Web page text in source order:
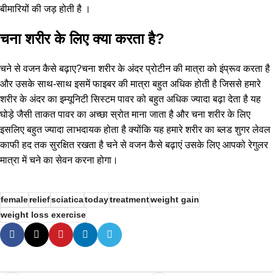
बीमारियों की जड़ होती है ।
चना शरीर के लिए क्या करता है?
चने से वजन कैसे बढ़ाए?चना शरीर के अंदर प्रोटीन की मात्रा को इंप्रूव करता है
और उसके साथ-साथ इसमें फाइबर की मात्रा बहुत अधिक होती है जिससे हमारे
शरीर के अंदर का इम्यूनिटी सिस्टम पावर को बहुत अधिक ज्यादा बढ़ा देता है यह
घोड़े जैसी ताकत पावर का अच्छा स्रोत माना जाता है और चना शरीर के लिए
इसलिए बहुत ज्यादा लाभदायक होता है क्योंकि यह हमारे शरीर का ब्लड शुगर लेवल
काफी हद तक सुरक्षित रखता है चने से वजन कैसे बढ़ाएं उसके लिए आपको रेगुलर
मात्रा में चने का सेवन करना होगा।
femalereliefsciaticatodaytreatmentweight gain
weight loss exercise